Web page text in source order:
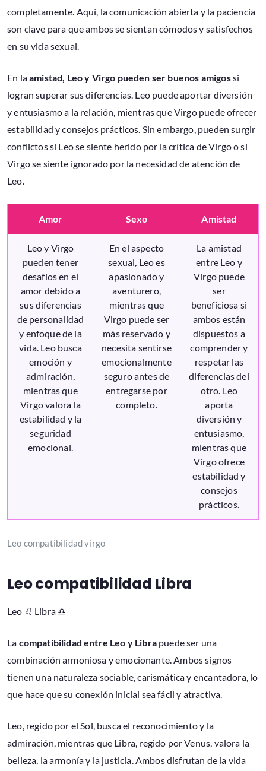
completamente. Aquí, la comunicación abierta y la paciencia
son clave para que ambos se sientan cómodos y satisfechos
en su vida sexual.
En laamistad, Leo y Virgo pueden ser buenos amigossi
logran superar sus diferencias. Leo puede aportar diversión
y entusiasmo a la relación, mientras que Virgo puede ofrecer
estabilidad y consejos prácticos. Sin embargo, pueden surgir
conflictos si Leo se siente herido por la crítica de Virgo o si
Virgo se siente ignorado por la necesidad de atención de
Leo.
Amor Sexo Amistad
Leo y Virgo
pueden tener
desafíos en el
amor debido a
sus diferencias
de personalidad
y enfoque de la
vida. Leo busca
emoción y
admiración,
mientras que
Virgo valora la
estabilidad y la
seguridad
emocional.
En el aspecto
sexual, Leo es
apasionado y
aventurero,
mientras que
Virgo puede ser
más reservado y
necesita sentirse
emocionalmente
seguro antes de
entregarse por
completo.
La amistad
entre Leo y
Virgo puede
ser
beneficiosa si
ambos están
dispuestos a
comprender y
respetar las
diferencias del
otro. Leo
aporta
diversión y
entusiasmo,
mientras que
Virgo ofrece
estabilidad y
consejos
prácticos.
Leo compatibilidad virgo
Leo compatibilidad Libra
Leo ♌ Libra ♎
La compatibilidad entre Leo y Librapuede ser una
combinación armoniosa y emocionante. Ambos signos
tienen una naturaleza sociable, carismática y encantadora, lo
que hace que su conexión inicial sea fácil y atractiva.
Leo, regido por el Sol, busca el reconocimiento y la
admiración, mientras que Libra, regido por Venus, valora la
belleza, la armonía y la justicia. Ambos disfrutan de la vida